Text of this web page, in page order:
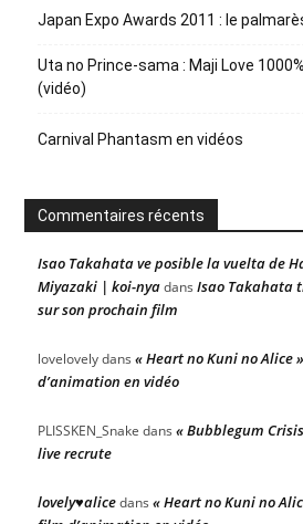
Japan Expo Awards 2011 : le
Uta no Prince-sama : Maji Love
(vidéo)
Carnival Phantasm en vidéos
Commentaires récents
Isao Takahata ve posible la vuelta de
Miyazaki | koi-nyadans Isao Takahata
sur son prochain film
lovelovelydans « Heart no Kuni no Alice
d’animation en vidéo
PLISSKEN_Snake dans « Bubblegum
live recrute
lovely♥alicedans « Heart no Kuni no